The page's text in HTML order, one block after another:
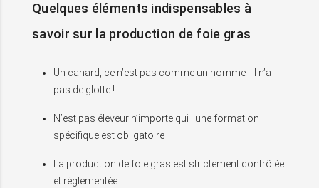
Quelques éléments indispensables à
savoir sur la production de foie gras
Un canard, ce n’est pas comme un homme : il n’a
pas de glotte !
N’est pas éleveur n’importe qui : une formation
spécifique est obligatoire
La production de foie gras est strictement contrôlée
et réglementée